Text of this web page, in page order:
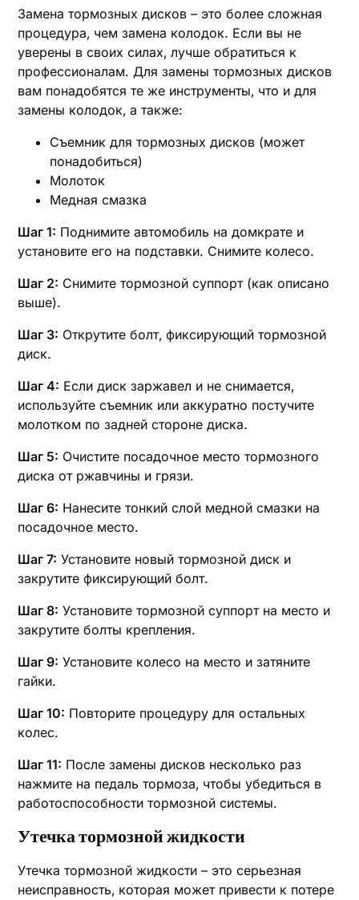
Замена тормозных дисков – это более сложная
процедура‚ чем замена колодок. Если вы не
уверены в своих силах‚ лучше обратиться к
профессионалам. Для замены тормозных дисков
вам понадобятся те же инструменты‚ что и для
замены колодок‚ а также:
Съемник для тормозных дисков (может
понадобиться)
Молоток
Медная смазка
Шаг 1: Поднимите автомобиль на домкрате и
установите его на подставки. Снимите колесо.
Шаг 2: Снимите тормозной суппорт (как описано
выше).
Шаг 3: Открутите болт‚ фиксирующий тормозной
диск.
Шаг 4: Если диск заржавел и не снимается‚
используйте съемник или аккуратно постучите
молотком по задней стороне диска.
Шаг 5: Очистите посадочное место тормозного
диска от ржавчины и грязи.
Шаг 6: Нанесите тонкий слой медной смазки на
посадочное место.
Шаг 7: Установите новый тормозной диск и
закрутите фиксирующий болт.
Шаг 8: Установите тормозной суппорт на место и
закрутите болты крепления.
Шаг 9: Установите колесо на место и затяните
гайки.
Шаг 10: Повторите процедуру для остальных
колес.
Шаг 11: После замены дисков несколько раз
нажмите на педаль тормоза‚ чтобы убедиться в
работоспособности тормозной системы.
Утечка тормозной жидкости
Утечка тормозной жидкости – это серьезная
неисправность‚ которая может привести к потере